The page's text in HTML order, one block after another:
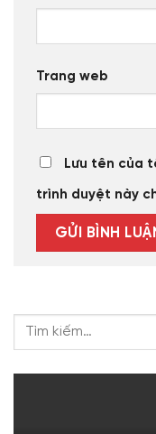
Trang web
Lưu tên của
trình duyệt này